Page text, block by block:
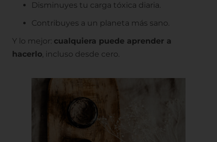
Disminuyes tu carga tóxica diaria.
Contribuyes a un planeta más sano.
Y lo mejor: cualquiera puede aprender a
hacerlo, incluso desde cero.